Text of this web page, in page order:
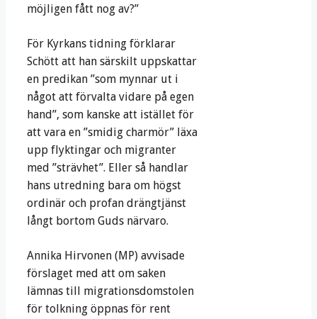
möjligen fått nog av?”
För Kyrkans tidning förklarar
Schött att han särskilt uppskattar
en predikan ”som mynnar ut i
något att förvalta vidare på egen
hand”, som kanske att istället för
att vara en ”smidig charmör” läxa
upp flyktingar och migranter
med ”strävhet”. Eller så handlar
hans utredning bara om högst
ordinär och profan drängtjänst
långt bortom Guds närvaro.
Annika Hirvonen (MP) avvisade
förslaget med att om saken
lämnas till migrationsdomstolen
för tolkning öppnas för rent